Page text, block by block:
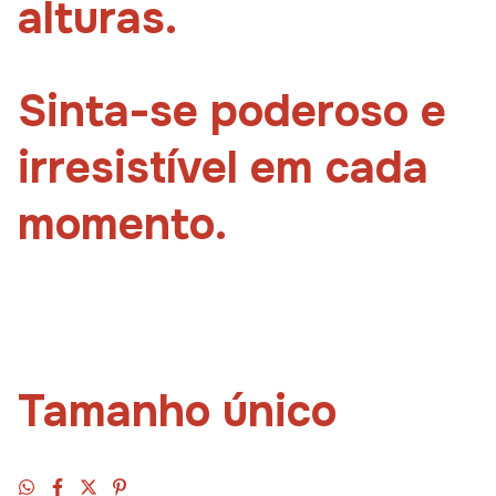
alturas.
Sinta-se poderoso e
irresistível em cada
momento.
Tamanho único